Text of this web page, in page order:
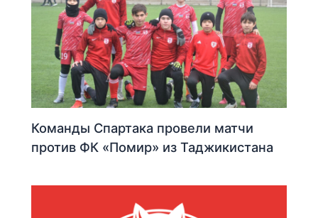
Команды Спартака провели матчи
против ФК «Помир» из Таджикистана